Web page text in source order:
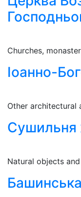
Churches,
Іоанно-
Other architectural
Сушильня
Natural objects